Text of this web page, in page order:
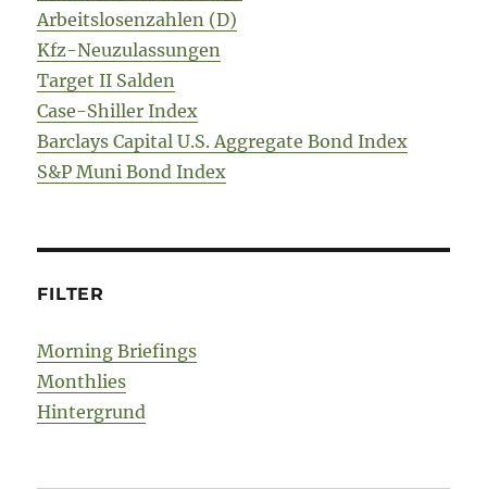
Arbeitslosenzahlen (D)
Kfz-Neuzulassungen
Target II Salden
Case-Shiller Index
Barclays Capital U.S. Aggregate Bond Index
S&P Muni Bond Index
FILTER
Morning Briefings
Monthlies
Hintergrund